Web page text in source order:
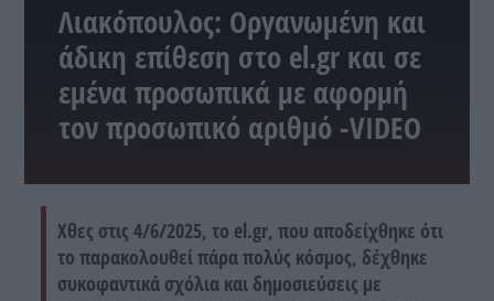
Λιακόπουλος: Οργανωμένη και
άδικη επίθεση στο el.gr και σε
εμένα προσωπικά με αφορμή
τον προσωπικό αριθμό -VIDEO
Χθες στις 4/6/2025, το el.gr, που αποδείχθηκε ότι
το παρακολουθεί πάρα πολύς κόσμος, δέχθηκε
συκοφαντικά σχόλια και δημοσιεύσεις με